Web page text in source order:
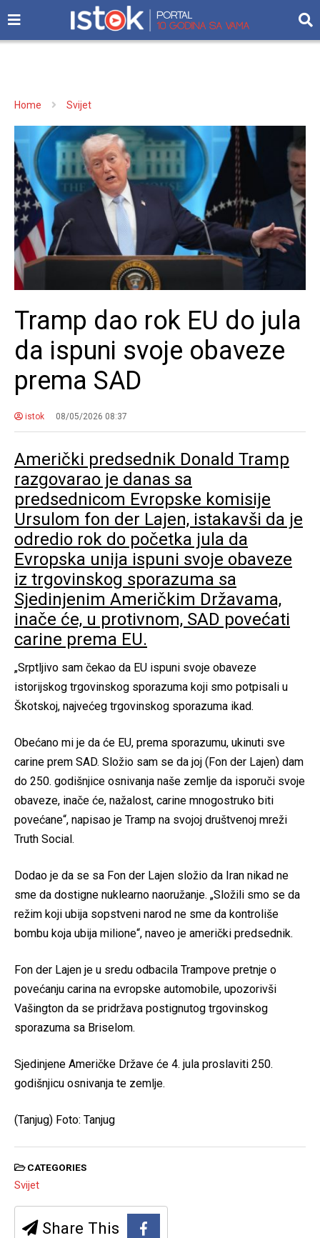
Home Svijet
Tramp dao rok EU do jula
da ispuni svoje obaveze
prema SAD
istok 08/05/2026 08:37
Američki predsednik Donald Tramp
razgovarao je danas sa
predsednicom Evropske komisije
Ursulom fon der Lajen, istakavši da je
odredio rok do početka jula da
Evropska unija ispuni svoje obaveze
iz trgovinskog sporazuma sa
Sjedinjenim Američkim Državama,
inače će, u protivnom, SAD povećati
carine prema EU.
„Srptljivo sam čekao da EU ispuni svoje obaveze
istorijskog trgovinskog sporazuma koji smo potpisali u
Škotskoj, najvećeg trgovinskog sporazuma ikad.
Obećano mi je da će EU, prema sporazumu, ukinuti sve
carine prem SAD. Složio sam se da joj (Fon der Lajen) dam
do 250. godišnjice osnivanja naše zemlje da isporuči svoje
obaveze, inače će, nažalost, carine mnogostruko biti
povećane“, napisao je Tramp na svojoj društvenoj mreži
Truth Social.
Dodao je da se sa Fon der Lajen složio da Iran nikad ne
sme da dostigne nuklearno naoružanje. „Složili smo se da
režim koji ubija sopstveni narod ne sme da kontroliše
bombu koja ubija milione“, naveo je američki predsednik.
Fon der Lajen je u sredu odbacila Trampove pretnje o
povećanju carina na evropske automobile, upozorivši
Vašington da se pridržava postignutog trgovinskog
sporazuma sa Briselom.
Sjedinjene Američke Države će 4. jula proslaviti 250.
godišnjicu osnivanja te zemlje.
(Tanjug) Foto: Tanjug
CATEGORIES
Svijet
Share This